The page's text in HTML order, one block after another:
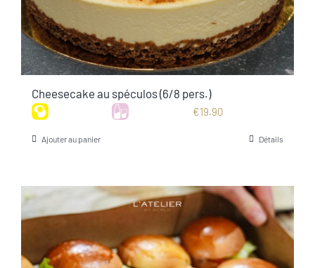
Cheesecake au spéculos (6/8 pers.)
€19.90
Ajouter au panier Détails